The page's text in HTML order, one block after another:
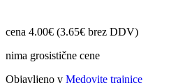
cena 4.00€ (3.65€ brez DDV)
nima grosistične cene
Objavljeno v Medovite trajnice